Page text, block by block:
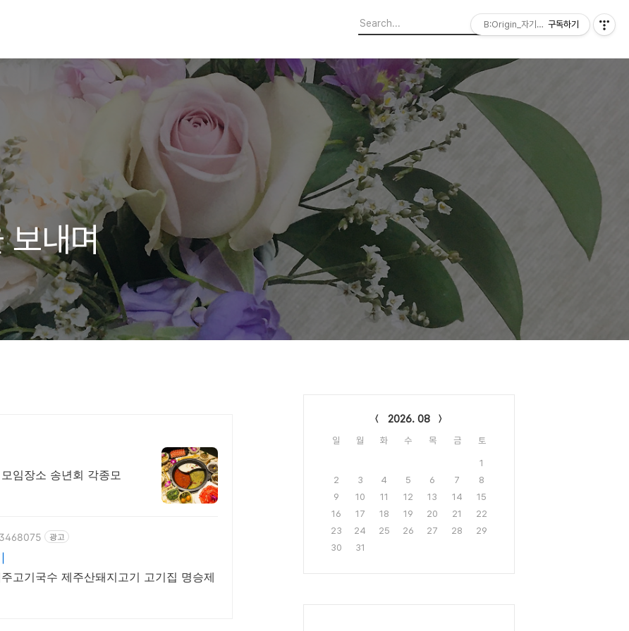
내며
임장소 송년회 각종모
광고
기 고기집 명승제
2026. 08
일 월 화 수 목 금 토
1
2
3 4 5 6 7
8
9
10 11 12 13 14
15
16
17 18 19 20 21
22
23
24 25 26 27 28
29
30
31
B:Origin_자기다움을 디자인합니다
구독하기